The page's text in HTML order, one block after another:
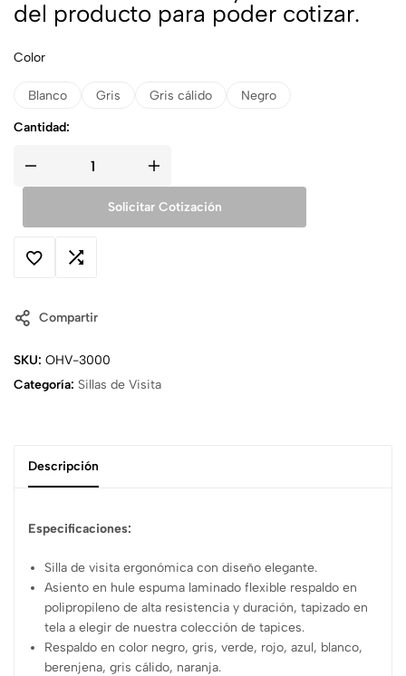
del producto para poder cotizar.
Color
Blanco Gris Gris cálido Negro
Cantidad:
Solicitar Cotización
Compartir
SKU: OHV-3000
Categoría: Sillas de Visita
Descripción
Especificaciones:
Silla de visita ergonómica con diseño elegante.
Asiento en hule espuma laminado flexible respaldo en
polipropileno de alta resistencia y duración, tapizado en
tela a elegir de nuestra colección de tapices.
Respaldo en color negro, gris, verde, rojo, azul, blanco,
berenjena, gris cálido, naranja.